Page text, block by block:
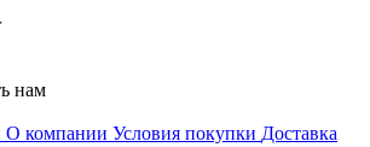
нам
О компании Условия покупки Доставка